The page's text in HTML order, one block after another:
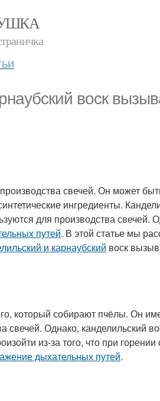
воск
свечей. Он может
ингредиенты.
для производства свечей.
путей. В этой статье мы
и карнаубский воск
который собирают пчёлы. Он
свечей. Однако, канделильский
из-за того, что при
дыхательных путей.